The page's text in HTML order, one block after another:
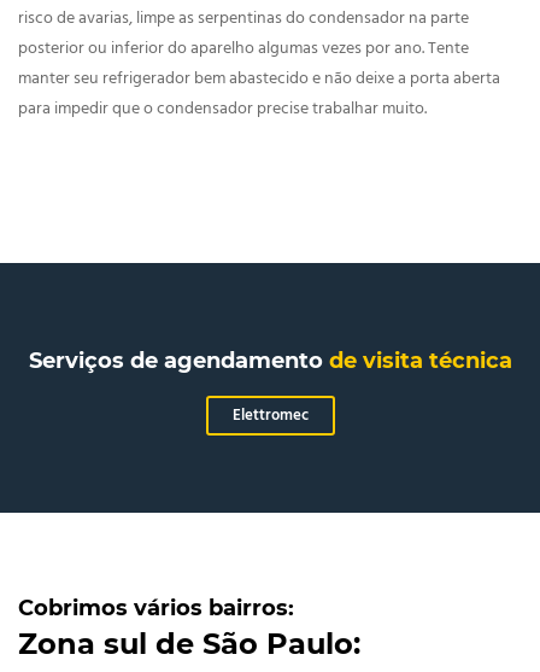
risco de avarias, limpe as serpentinas do condensador na parte
posterior ou inferior do aparelho algumas vezes por ano. Tente
manter seu refrigerador bem abastecido e não deixe a porta aberta
para impedir que o condensador precise trabalhar muito.
Serviços de agendamento de visita técnica
Elettromec
Cobrimos vários bairros:
Zona sul de São Paulo: